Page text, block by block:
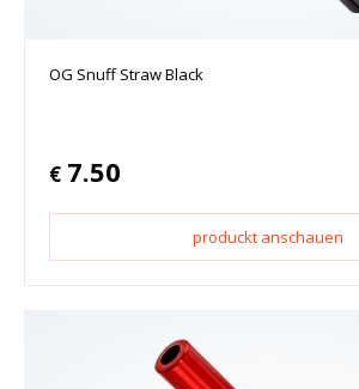
OG Snuff Straw Black
€ 7.50
produckt anschauen